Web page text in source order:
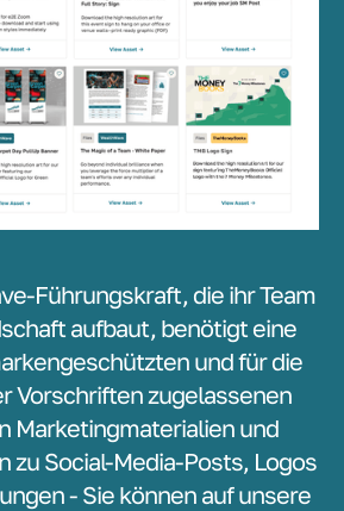
Führungskraft, die ihr Team
aufbaut, benötigt eine
und für die
Vorschriften zugelassenen
Marketingmaterialien und
zu Social-Media-Posts, Logos
- Sie können auf unsere